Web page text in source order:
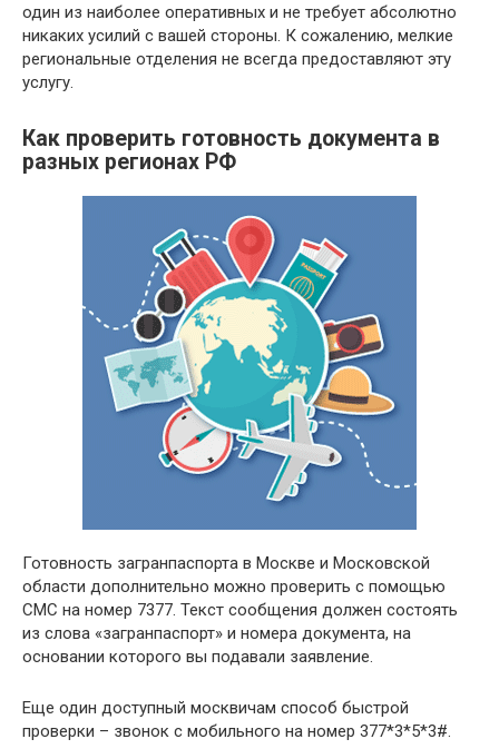
один из наиболее оперативных и не требует абсолютно
никаких усилий с вашей стороны. К сожалению, мелкие
региональные отделения не всегда предоставляют эту
услугу.
Как проверить готовность документа в
разных регионах РФ
Готовность загранпаспорта в Москве и Московской
области дополнительно можно проверить с помощью
СМС на номер 7377. Текст сообщения должен состоять
из слова «загранпаспорт» и номера документа, на
основании которого вы подавали заявление.
Еще один доступный москвичам способ быстрой
проверки – звонок с мобильного на номер 377*3*5*3#.